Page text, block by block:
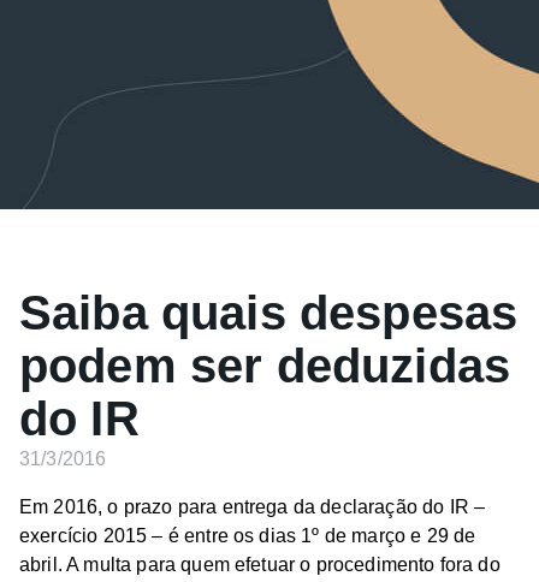
Saiba quais despesas
podem ser deduzidas
do IR
31/3/2016
Em 2016, o prazo para entrega da declaração do IR –
exercício 2015 – é entre os dias 1º de março e 29 de
abril. A multa para quem efetuar o procedimento fora do